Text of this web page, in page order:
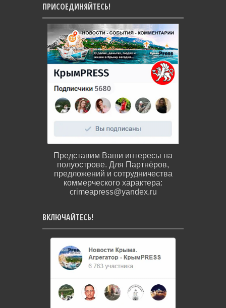
ПРИСОЕДИНЯЙТЕСЬ!
Представим Ваши интересы на
полуострове. Для Партнёров,
предложений и сотрудничества
коммерческого характера:
crimeapress@yandex.ru
ВКЛЮЧАЙТЕСЬ!